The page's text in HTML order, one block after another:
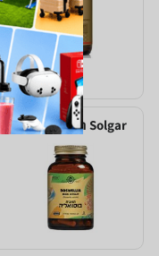
Solgar תמצית בוסוויליה 60 כמוסות